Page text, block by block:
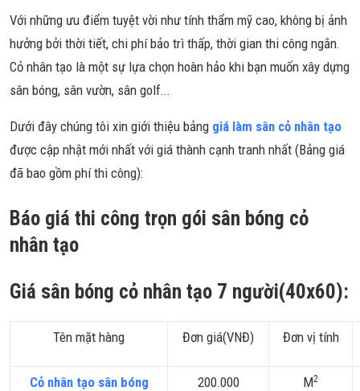
Với những ưu điểm tuyệt vời như tính thẩm mỹ cao, không bị ảnh
hưởng bởi thời tiết, chi phí bảo trì thấp, thời gian thi công ngắn.
Cỏ nhân tạo là một sự lựa chọn hoàn hảo khi bạn muốn xây dựng
sân bóng, sân vườn, sân golf...
Dưới đây chúng tôi xin giới thiệu bảng giá làm sân cỏ nhân tạo
được cập nhật mới nhất với giá thành cạnh tranh nhất (Bảng giá
đã bao gồm phí thi công):
Báo giá thi công trọn gói sân bóng cỏ
nhân tạo
Giá sân bóng cỏ nhân tạo 7 người(40x60):
Tên mặt hàng Đơn giá(VNĐ) Đơn vị tính
Cỏ nhân tạo sân bóng 200.000 M2